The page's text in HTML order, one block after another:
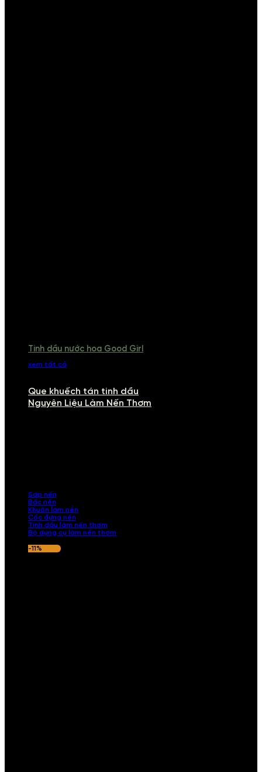
Tinh dầu nước hoa Good Girl
xem tất cả
Que khuếch tán tinh dầu
Nguyên Liệu Làm Nến Thơm
Sáp nến
Bấc nến
Khuôn làm nến
Cốc đựng nến
Tinh dầu làm nến thơm
Bộ dụng cụ làm nến thơm
-11%